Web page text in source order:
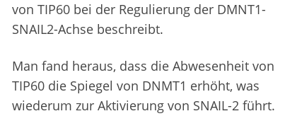
von TIP60 bei der Regulierung der DMNT1-
SNAIL2-Achse beschreibt.
Man fand heraus, dass die Abwesenheit von
TIP60 die Spiegel von DNMT1 erhöht, was
wiederum zur Aktivierung von SNAIL-2 führt.